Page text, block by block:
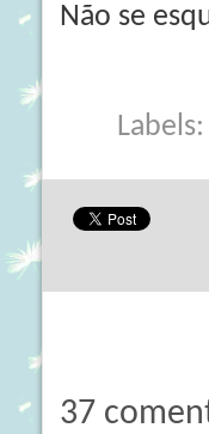
Não se
Labels:
37